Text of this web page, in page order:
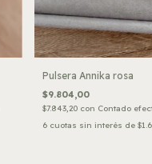
Pulsera Annika rosa
$9.804,00
$7.843,20 con Contado
6 cuotas sin interés de